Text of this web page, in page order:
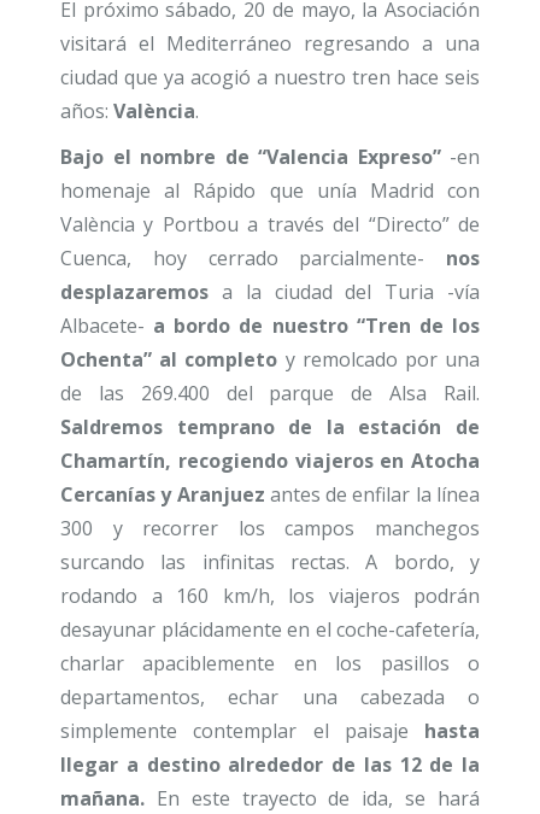
El próximo sábado, 20 de mayo, la Asociación
visitará el Mediterráneo regresando a una
ciudad que ya acogió a nuestro tren hace seis
años: València.
Bajo el nombre de “Valencia Expreso”-en
homenaje al Rápido que unía Madrid con
València y Portbou a través del “Directo” de
Cuenca, hoy cerrado parcialmente- nos
desplazaremos a la ciudad del Turia -vía
Albacete- a bordo de nuestro “Tren de los
Ochenta” al completo y remolcado por una
de las 269.400 del parque de Alsa Rail.
Saldremos temprano de la estación de
Chamartín, recogiendo viajeros en Atocha
Cercanías y Aranjuez antes de enfilar la línea
300 y recorrer los campos manchegos
surcando las infinitas rectas. A bordo, y
rodando a 160 km/h, los viajeros podrán
desayunar plácidamente en el coche-cafetería,
charlar apaciblemente en los pasillos o
departamentos, echar una cabezada o
simplemente contemplar el paisaje hasta
llegar a destino alrededor de las 12 de la
mañana. En este trayecto de ida, se hará